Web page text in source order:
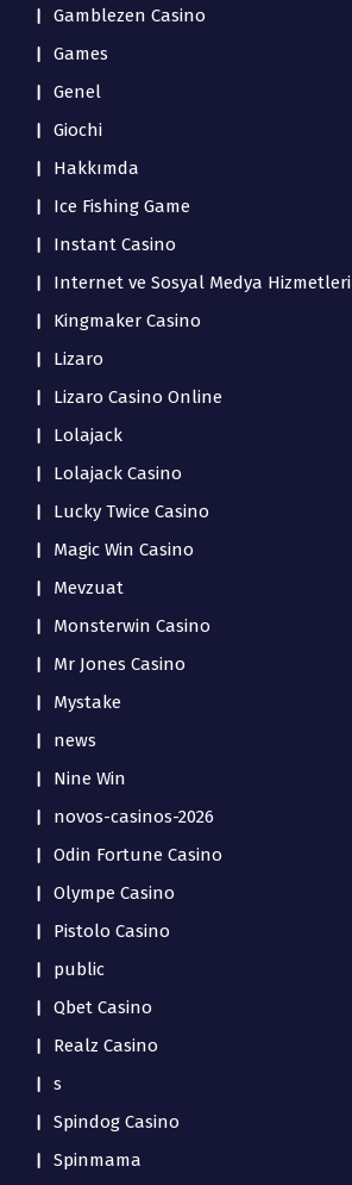
Gamblezen Casino
Games
Genel
Giochi
Hakkımda
Ice Fishing Game
Instant Casino
Internet ve Sosyal Medya Hizmetleri
Kingmaker Casino
Lizaro
Lizaro Casino Online
Lolajack
Lolajack Casino
Lucky Twice Casino
Magic Win Casino
Mevzuat
Monsterwin Casino
Mr Jones Casino
Mystake
news
Nine Win
novos-casinos-2026
Odin Fortune Casino
Olympe Casino
Pistolo Casino
public
Qbet Casino
Realz Casino
s
Spindog Casino
Spinmama